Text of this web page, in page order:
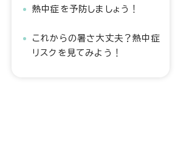
熱中症を予防しましょう！
これからの暑さ大丈夫？熱中症
リスクを見てみよう！